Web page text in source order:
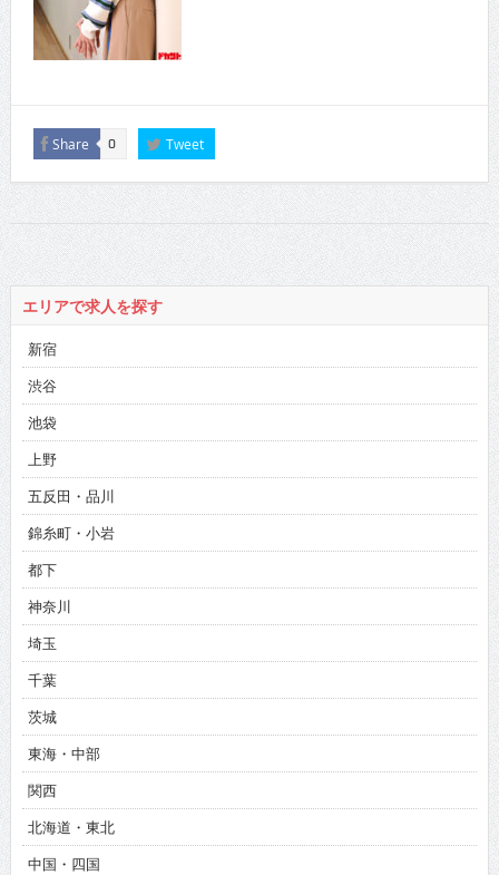
Share 0 Tweet
エリアで求人を探す
新宿
渋谷
池袋
上野
五反田・品川
錦糸町・小岩
都下
神奈川
埼玉
千葉
茨城
東海・中部
関西
北海道・東北
中国・四国